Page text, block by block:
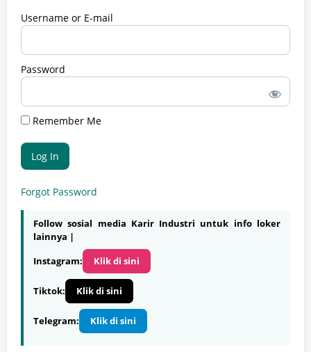
Username or E-mail
Password
Remember Me
Forgot Password
Follow sosial media Karir Industri untuk info loker
lainnya |
Instagram:
Klik di sini
Tiktok: Klik di sini
Telegram: Klik di sini